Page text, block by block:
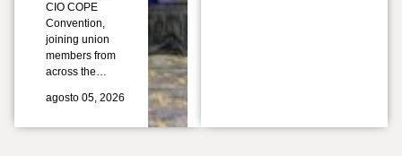
CIO COPE
Convention,
joining union
members from
across the…
agosto 05, 2026